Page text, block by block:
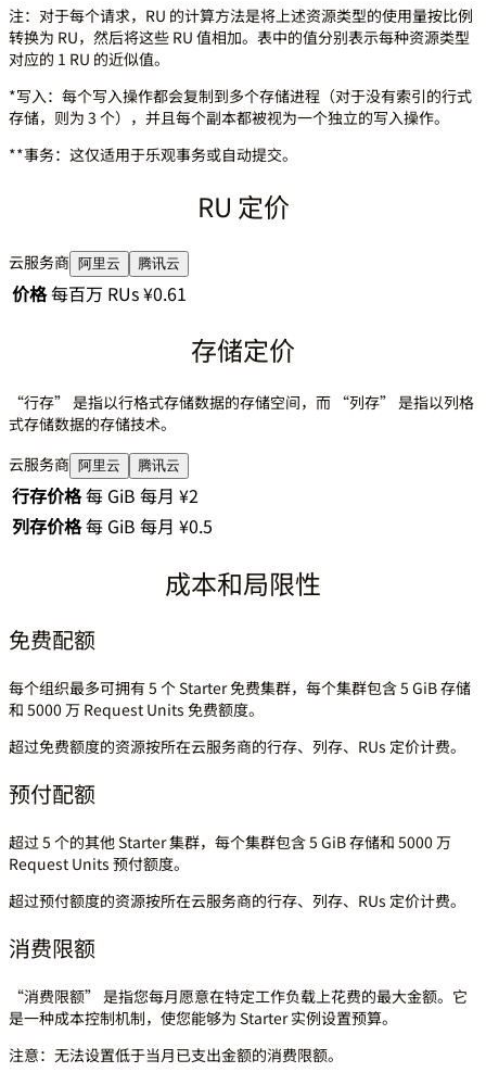
注：对于每个请求，RU 的计算方法是将上述资源类型的使用量按比例
转换为 RU，然后将这些 RU 值相加。表中的值分别表示每种资源类型
对应的 1 RU 的近似值。
*写入：每个写入操作都会复制到多个存储进程（对于没有索引的行式
存储，则为 3 个），并且每个副本都被视为一个独立的写入操作。
**事务：这仅适用于乐观事务或自动提交。
RU 定价
云服务商 阿里云 腾讯云
价格每百万 RUs ¥0.61
存储定价
“行存” 是指以行格式存储数据的存储空间，而 “列存” 是指以列格
式存储数据的存储技术。
云服务商 阿里云 腾讯云
行存价格每 GiB 每月 ¥2
列存价格每 GiB 每月 ¥0.5
成本和局限性
免费配额
每个组织最多可拥有 5 个 Starter 免费集群，每个集群包含 5 GiB 存储
和 5000 万 Request Units 免费额度。
超过免费额度的资源按所在云服务商的行存、列存、RUs 定价计费。
预付配额
超过 5 个的其他 Starter 集群，每个集群包含 5 GiB 存储和 5000 万
Request Units 预付额度。
超过预付额度的资源按所在云服务商的行存、列存、RUs 定价计费。
消费限额
“消费限额” 是指您每月愿意在特定工作负载上花费的最大金额。它
是一种成本控制机制，使您能够为 Starter 实例设置预算。
注意：无法设置低于当月已支出金额的消费限额。